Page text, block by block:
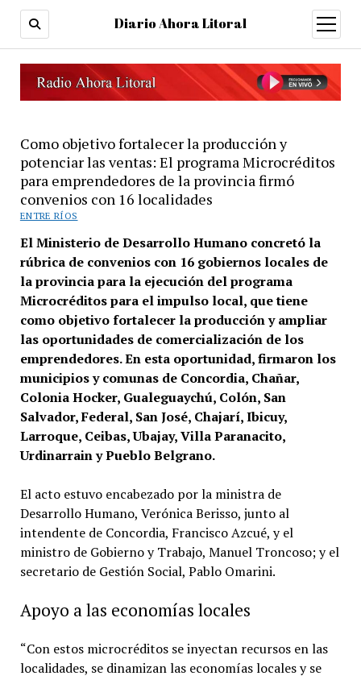
Diario Ahora Litoral
open
menu
Como objetivo fortalecer la producción y
potenciar las ventas: El programa Microcréditos
para emprendedores de la provincia firmó
convenios con 16 localidades
ENTRE RÍOS
El Ministerio de Desarrollo Humano concretó la
rúbrica de convenios con 16 gobiernos locales de
la provincia para la ejecución del programa
Microcréditos para el impulso local, que tiene
como objetivo fortalecer la producción y ampliar
las oportunidades de comercialización de los
emprendedores. En esta oportunidad, firmaron los
municipios y comunas de Concordia, Chañar,
Colonia Hocker, Gualeguaychú, Colón, San
Salvador, Federal, San José, Chajarí, Ibicuy,
Larroque, Ceibas, Ubajay, Villa Paranacito,
Urdinarrain y Pueblo Belgrano.
El acto estuvo encabezado por la ministra de
Desarrollo Humano, Verónica Berisso, junto al
intendente de Concordia, Francisco Azcué, y el
ministro de Gobierno y Trabajo, Manuel Troncoso; y el
secretario de Gestión Social, Pablo Omarini.
Apoyo a las economías locales
“Con estos microcréditos se inyectan recursos en las
localidades, se dinamizan las economías locales y se